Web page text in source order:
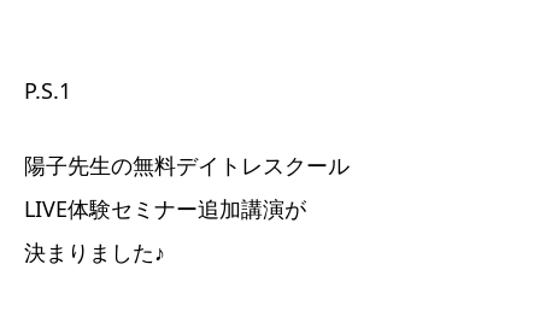
P.S.1
陽子先生の無料デイトレスクール
LIVE体験セミナー追加講演が
決まりました♪